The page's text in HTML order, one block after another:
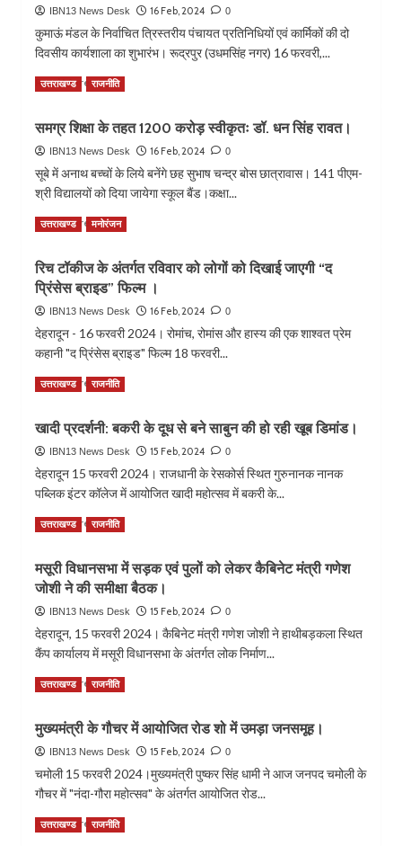
पंजीकरण
तत्काल
प्रभाव
निरस्त
को
एक
और
तोहफा।
IBN13 News Desk 16 Feb, 2024 0
कुमाऊं मंडल के निर्वाचित त्रिस्तरीय पंचायत प्रतिनिधियों एवं कार्मिकों की दो
दिवसीय कार्यशाला का शुभारंभ। रूद्रपुर (उधमसिंह नगर) 16 फरवरी,...
Read MoreRead
पंचायतों
के
सशक्तिकरण
को
15वें
वित्त
आयोग
प्रदेश
को
1651
करोड़:
महाराज।
उत्तराखण्ड राजनीति
समग्र शिक्षा के तहत 1200 करोड़ स्वीकृतः डॉ. धन सिंह रावत।
IBN13 News Desk 16 Feb, 2024 0
सूबे में अनाथ बच्चों के लिये बनेंगे छह सुभाष चन्द्र बोस छात्रावास। 141 पीएम-
श्री विद्यालयों को दिया जायेगा स्कूल बैंड।कक्षा...
Read MoreRead
समग्र
शिक्षा
1200
करोड़
स्वीकृतः
डॉ.
सिंह
उत्तराखण्ड मनोरंजन
रिच टॉकीज के अंतर्गत रविवार को लोगों को दिखाई जाएगी “द
प्रिंसेस ब्राइड” फिल्म ।
IBN13 News Desk 16 Feb, 2024 0
देहरादून - 16 फरवरी 2024। रोमांच, रोमांस और हास्य की एक शाश्वत प्रेम
कहानी "द प्रिंसेस ब्राइड" फिल्म 18 फरवरी...
Read MoreRead
रिच
टॉकीज
अंतर्गत
रविवार
को
लोगों
दिखाई
जाएगी
प्रिंसेस
ब्राइड”
फिल्म
उत्तराखण्ड राजनीति
खादी प्रदर्शनी: बकरी के दूध से बने साबुन की हो रही खूब डिमांड।
IBN13 News Desk 15 Feb, 2024 0
देहरादून 15 फरवरी 2024। राजधानी के रेसकोर्स स्थित गुरुनानक नानक
पब्लिक इंटर कॉलेज में आयोजित खादी महोत्सव में बकरी के...
Read MoreRead
खादी
प्रदर्शनी:
बकरी
दूध
से
बने
साबुन
हो
खूब
डिमांड।
उत्तराखण्ड राजनीति
मसूरी विधानसभा में सड़क एवं पुलों को लेकर कैबिनेट मंत्री गणेश
जोशी ने की समीक्षा बैठक।
IBN13 News Desk 15 Feb, 2024 0
देहरादून, 15 फरवरी 2024। कैबिनेट मंत्री गणेश जोशी ने हाथीबड़कला स्थित
कैंप कार्यालय में मसूरी विधानसभा के अंतर्गत लोक निर्माण...
Read MoreRead
मसूरी
विधानसभा
सड़क
एवं
पुलों
को
उत्तराखण्ड राजनीति
मुख्यमंत्री के गौचर में आयोजित रोड शो में उमड़ा जनसमूह।
IBN13 News Desk 15 Feb, 2024 0
चमोली 15 फरवरी 2024।मुख्यमंत्री पुष्कर सिंह धामी ने आज जनपद चमोली के
गौचर में "नंदा-गौरा महोत्सव" के अंतर्गत आयोजित रोड...
Read MoreRead
उत्तराखण्ड राजनीति